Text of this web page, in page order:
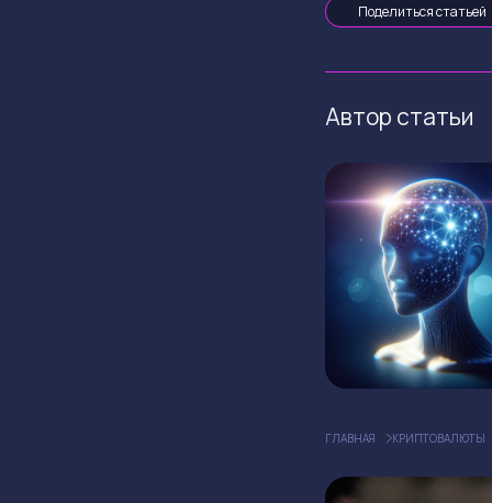
Поделиться статьей
Автор статьи
ГЛАВНАЯ КРИПТОВАЛЮТЫ